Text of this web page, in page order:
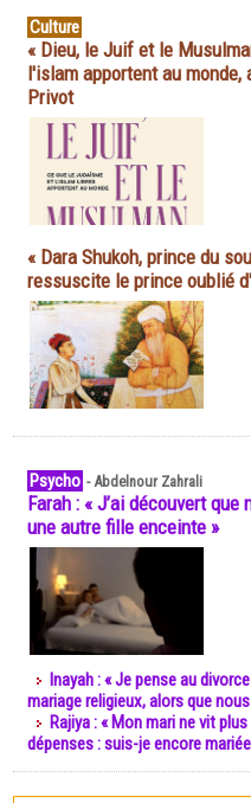
Culture
« Dieu, le Juif et le
l'islam apportent au
Privot
« Dara Shukoh, prince du
ressuscite le prince oublié
Psycho -Abdelnour Zahrali
Farah : « J’ai découvert
une autre fille enceinte »
Inayah : « Je pense au
mariage religieux, alors que
Rajiya : « Mon mari ne vit
dépenses : suis-je encore